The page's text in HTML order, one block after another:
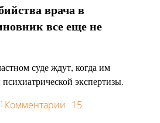
врача в
все еще не
суде ждут, когда им
психиатрической экспертизы.
Комментарии 15